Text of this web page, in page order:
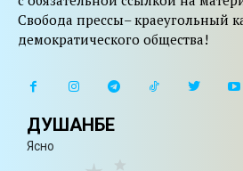
Свобода прессы– краеугольный
демократического общества!
ДУШАНБЕ
Ясно